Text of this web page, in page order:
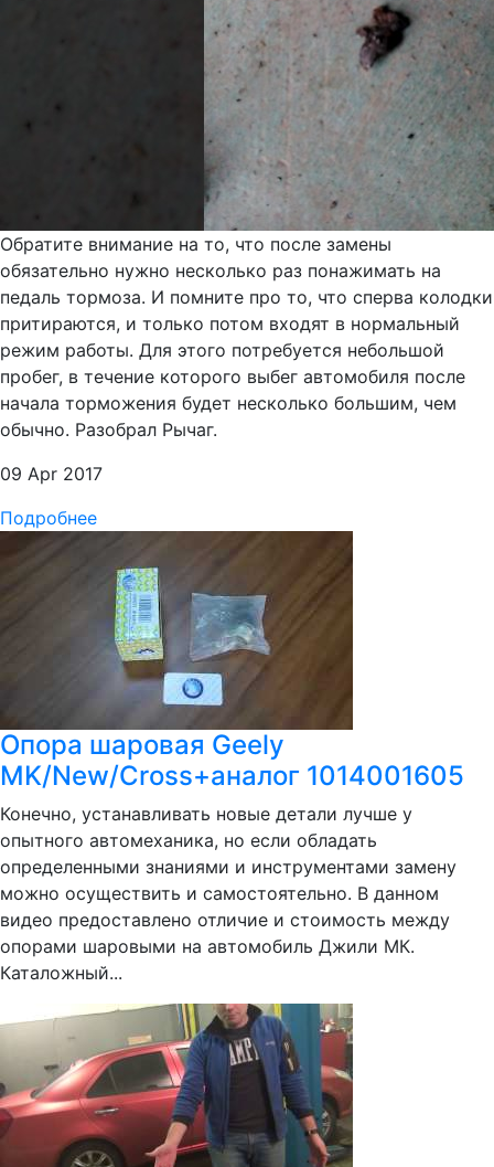
Обратите внимание на то, что после замены
обязательно нужно несколько раз понажимать на
педаль тормоза. И помните про то, что сперва колодки
притираются, и только потом входят в нормальный
режим работы. Для этого потребуется небольшой
пробег, в течение которого выбег автомобиля после
начала торможения будет несколько большим, чем
обычно. Разобрал Рычаг.
09 Apr 2017
Подробнее
Опора шаровая Geely
MK/New/Cross+аналог 1014001605
Конечно, устанавливать новые детали лучше у
опытного автомеханика, но если обладать
определенными знаниями и инструментами замену
можно осуществить и самостоятельно. В данном
видео предоставлено отличие и стоимость между
опорами шаровыми на автомобиль Джили МК.
Каталожный...